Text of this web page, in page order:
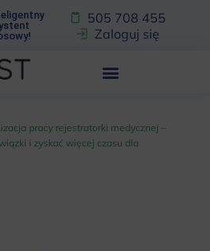
505 708 455
Zaloguj się
pracy rejestratorki medycznej –
i zyskać więcej czasu dla